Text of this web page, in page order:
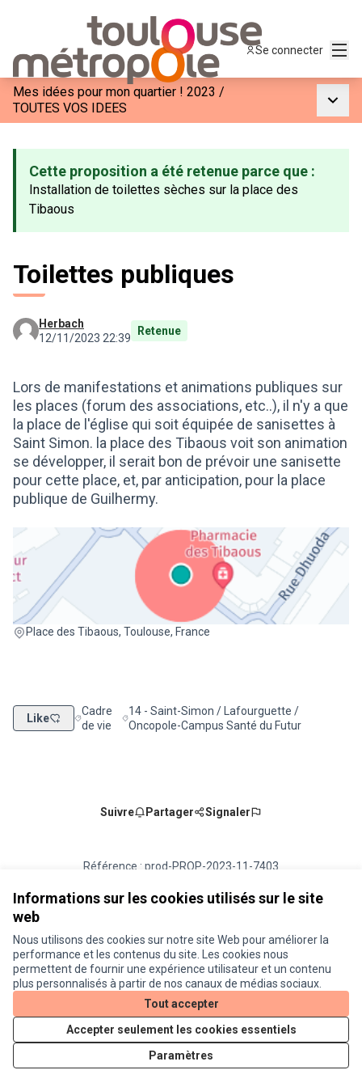
Informations sur les cookies utilisés sur le site
web
Nous utilisons des cookies sur notre site Web pour améliorer la
performance et les contenus du site. Les cookies nous
permettent de fournir une expérience utilisateur et un contenu
plus personnalisés à partir de nos canaux de médias sociaux.
Tout accepter
Accepter seulement les cookies essentiels
Paramètres
Se connecter
Mes idées pour mon quartier ! 2023 /
TOUTES VOS IDEES
Cette proposition a été retenue parce que :
Installation de toilettes sèches sur la place des
Tibaous
Toilettes publiques
Herbach
12/11/2023 22:39
Retenue
Lors de manifestations et animations publiques sur
les places (forum des associations, etc..), il n'y a que
la place de l'église qui soit équipée de sanisettes à
Saint Simon. la place des Tibaous voit son animation
se développer, il serait bon de prévoir une sanisette
pour cette place, et, par anticipation, pour la place
publique de Guilhermy.
Place des Tibaous, Toulouse, France
(Lien externe)
Like Filtrer les résultats de la catégorie : Cadre de vie
Cadre
de vie
Filtrer les résultats pour le secteur : 14 -
14 - Saint-Simon / Lafourguette /
Oncopole-Campus Santé du Futur
Suivre Partager Signaler
Référence : prod-PROP-2023-11-7403
Vérifiez l'empreinte numérique
Conditions d'utilisation
Paramètres des cookies
Je participe ! sur X
(Lien externe)
Je participe ! sur Facebook
Je participe ! sur Instagram
Site réalisé grâce aulogiciel libre Decidim .
Licence
(Lien